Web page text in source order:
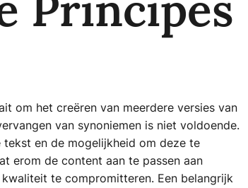
om het creëren van meerdere versies van
van synoniemen is niet voldoende.
en de mogelijkheid om deze te
erom de content aan te passen aan
te compromitteren. Een belangrijk